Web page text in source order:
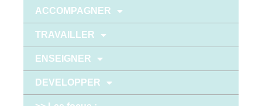
ACCOMPAGNER
TRAVAILLER
ENSEIGNER
DEVELOPPER